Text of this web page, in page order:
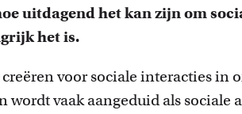
uitdagend het kan zijn om
het is.
voor sociale interacties in
wordt vaak aangeduid als sociale